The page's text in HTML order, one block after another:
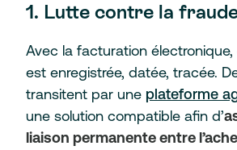
1. Lutte contre la
Avec la facturation
est enregistrée, datée, tracée.
transitent par une plateforme
une solution compatible afin d’
liaison permanente entre